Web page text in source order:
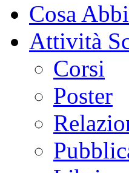
Cosa
Attività
Corsi
Poster